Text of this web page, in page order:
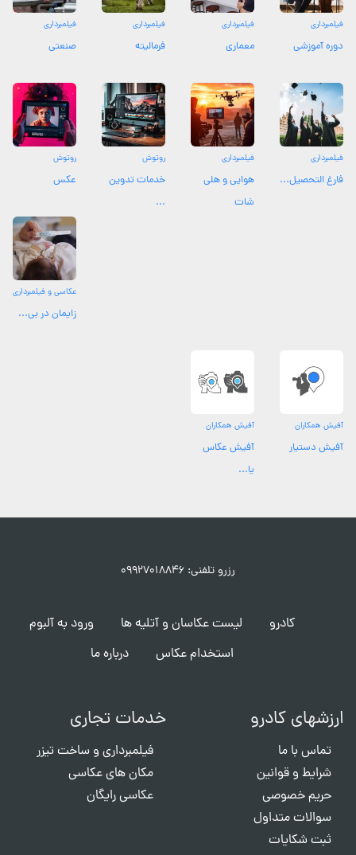
فیلمبرداری
دوره آموزشی
فیلمبرداری
معماری
فیلمبرداری
فرمالیته
فیلمبرداری
صنعتی
فیلمبرداری
فارغ التحصیل...
فیلمبرداری
هوایی و هلی
شات
روتوش
خدمات تدوین
...
روتوش
عکس
عکاسی و فیلمبرداری
زایمان در بی...
آفیش همکاران
آفیش دستیار
آفیش همکاران
آفیش عکاس
یا...
رزرو تلفنی: ۰۹۹۲۷۰۱۸۸۴۶
کادرو لیست عکاسان و آتلیه ها
ورود به آلبوم
استخدام عکاس
درباره ما
ارزشهای کادرو
تماس با ما
شرایط و قوانین
حریم خصوصی
سوالات متداول
ثبت شکایات
خدمات تجاری
فیلمبرداری و ساخت تیزر
مکان های عکاسی
عکاسی رایگان